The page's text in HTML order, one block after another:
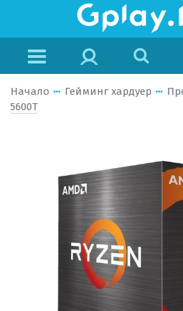
Начало Гейминг хардуер
5600T